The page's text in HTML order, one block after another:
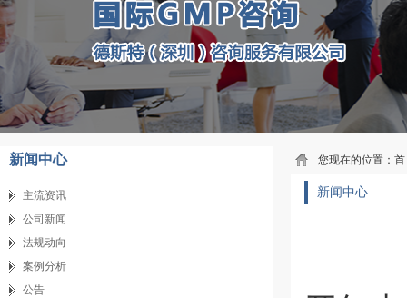
新闻中心
主流资讯
公司新闻
法规动向
案例分析
公告
您现在的位置： 首
新闻中心